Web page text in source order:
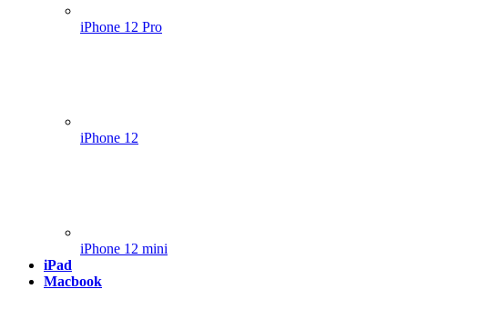
iPhone 12 Pro
iPhone 12
iPhone 12 mini
iPad
Macbook